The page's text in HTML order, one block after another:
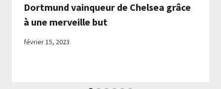
Dortmund vainqueur de Chelsea grâce
à une merveille but
février 15, 2023